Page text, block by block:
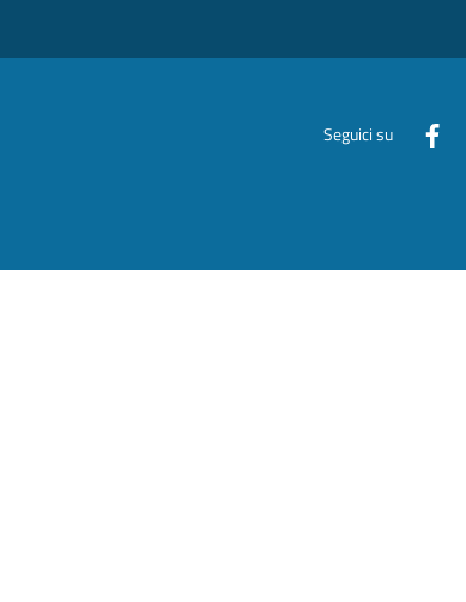
Seguici su